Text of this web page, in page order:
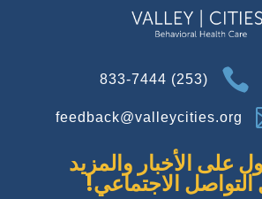

(253) 833-7444
feedback@valleycities.org
على الأخبار والمزيد
الاجتماعي!